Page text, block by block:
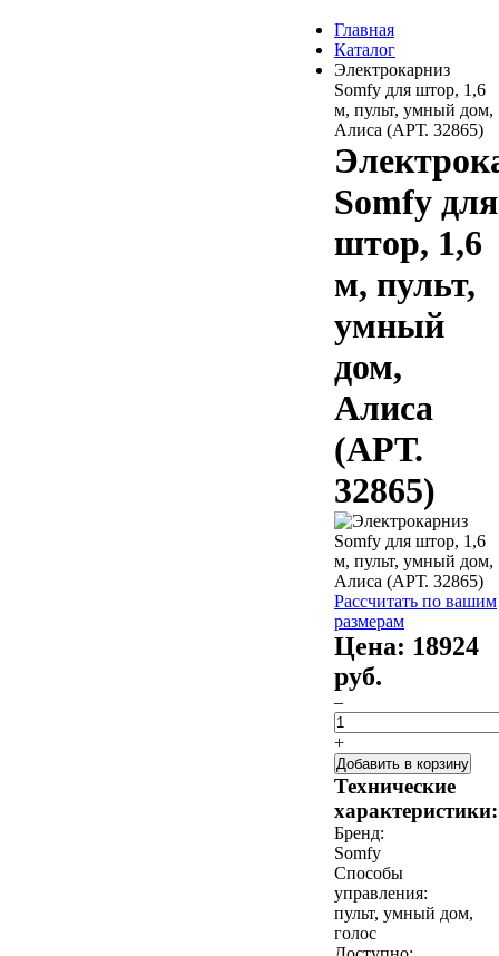
Главная
Каталог
Электрокарниз
Somfy для штор, 1,6
м, пульт, умный дом,
Алиса (АРТ. 32865)
Somfy для
штор, 1,6
м, пульт,
умный
дом,
Алиса
(АРТ.
32865)
Рассчитать по вашим
размерам
Цена: 18924
руб.
–
+
Добавить в корзину
Технические
характеристики:
Бренд:
Somfy
Способы
управления:
пульт, умный дом,
голос